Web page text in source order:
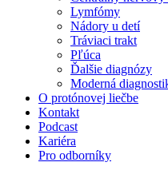
Lymfómy
Nádory u detí
Tráviaci trakt
Pľúca
Ďalšie diagnózy
Moderná
O protónovej liečbe
Kontakt
Podcast
Kariéra
Pro odborníky